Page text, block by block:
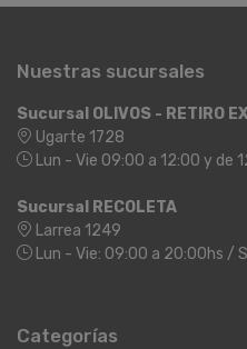
Nuestras sucursales
Sucursal OLIVOS - RETIRO
Ugarte 1728
Lun - Vie 09:00 a 12:00 y de
Sucursal RECOLETA
Larrea 1249
Lun - Vie: 09:00 a 20:00hs /
Categorías